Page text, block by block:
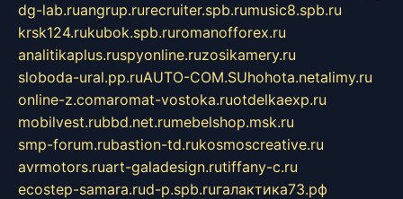
dg-lab.ruangrup.rurecruiter.spb.rumusic8.spb.ru
krsk124.rukubok.spb.ruromanofforex.ru
analitikaplus.ruspyonline.ruzosikamery.ru
sloboda-ural.pp.ruAUTO-COM.SUhohota.netalimy.ru
online-z.comaromat-vostoka.ruotdelkaexp.ru
mobilvest.rubbd.net.rumebelshop.msk.ru
smp-forum.rubastion-td.rukosmoscreative.ru
avrmotors.ruart-galadesign.rutiffany-c.ru
ecostep-samara.rud-p.spb.ruгалактика73.рф